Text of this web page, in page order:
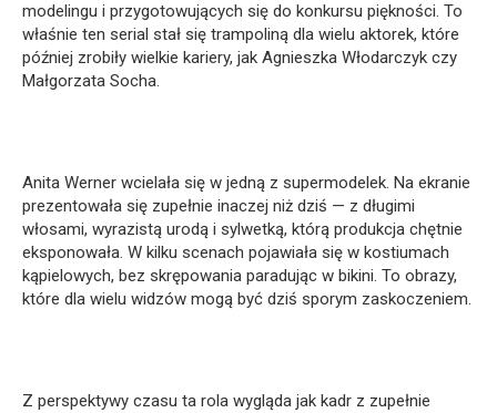
modelingu i przygotowujących się do konkursu piękności. To
właśnie ten serial stał się trampoliną dla wielu aktorek, które
później zrobiły wielkie kariery, jak Agnieszka Włodarczyk czy
Małgorzata Socha.
Anita Werner wcielała się w jedną z supermodelek. Na ekranie
prezentowała się zupełnie inaczej niż dziś — z długimi
włosami, wyrazistą urodą i sylwetką, którą produkcja chętnie
eksponowała. W kilku scenach pojawiała się w kostiumach
kąpielowych, bez skrępowania paradując w bikini. To obrazy,
które dla wielu widzów mogą być dziś sporym zaskoczeniem.
Z perspektywy czasu ta rola wygląda jak kadr z zupełnie